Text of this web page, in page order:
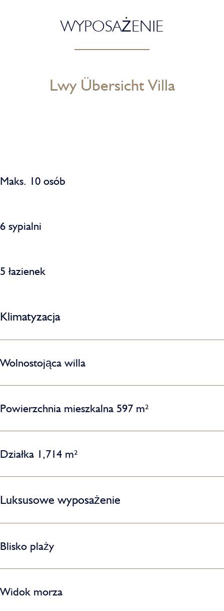
WYPOSAŻENIE
Lwy Übersicht Villa
Maks. 10 osób
6 sypialni
5 łazienek
Klimatyzacja
Wolnostojąca willa
Powierzchnia mieszkalna 597 m²
Działka 1,714 m²
Luksusowe wyposażenie
Blisko plaży
Widok morza